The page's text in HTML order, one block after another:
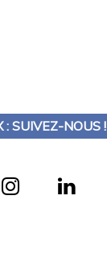
: SUIVEZ-NOUS !